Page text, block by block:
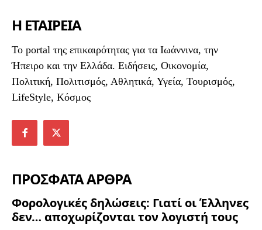
Η ΕΤΑΙΡΕΙΑ
To portal της επικαιρότητας για τα Ιωάννινα, την
Ήπειρο και την Ελλάδα. Ειδήσεις, Οικονομία,
Πολιτική, Πολιτισμός, Αθλητικά, Υγεία, Τουρισμός,
LifeStyle, Κόσμος
ΠΡΟΣΦΑΤΑ ΑΡΘΡΑ
Φορολογικές δηλώσεις: Γιατί οι Έλληνες
δεν… αποχωρίζονται τον λογιστή τους